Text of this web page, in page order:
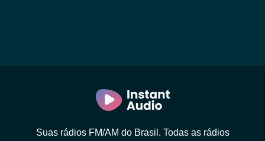
Suas rádios FM/AM do Brasil. Todas as rádios